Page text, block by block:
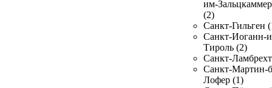
им-
(2)
Санкт-Гильген
Санкт-Иоганн-
Тироль (2)
Санкт-
Санкт-Мартин-
Лофер (1)